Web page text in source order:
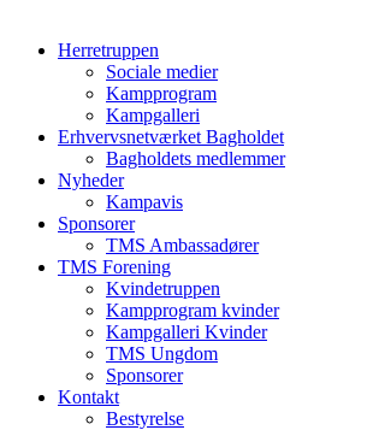
Herretruppen
Sociale medier
Kampprogram
Kampgalleri
Erhvervsnetværket Bagholdet
Bagholdets medlemmer
Nyheder
Kampavis
Sponsorer
TMS Ambassadører
TMS Forening
Kvindetruppen
Kampprogram kvinder
Kampgalleri Kvinder
TMS Ungdom
Sponsorer
Kontakt
Bestyrelse